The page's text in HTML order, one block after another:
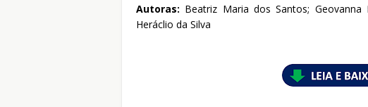
Autoras: Beatriz Maria dos Santos; Geovanna
Heráclio da Silva